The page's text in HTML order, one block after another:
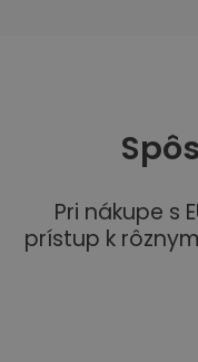
Pri nákupe s
prístup k